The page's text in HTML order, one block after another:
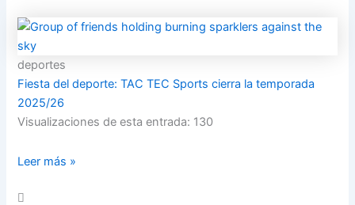
deportes
Fiesta del deporte: TAC TEC Sports cierra la temporada
2025/26
Visualizaciones de esta entrada: 130
Leer más »